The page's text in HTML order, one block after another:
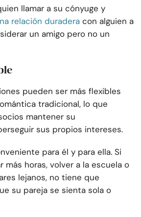
llamar a su cónyuge y
relación duradera con alguien a
un amigo pero no un
pueden ser más flexibles
tradicional, lo que
mantener su
sus propios intereses.
para él y para ella. Si
más horas, volver a la escuela o
lejanos, no tiene que
su pareja se sienta sola o